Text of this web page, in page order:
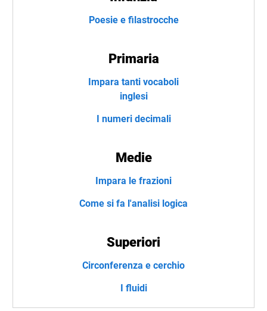
Poesie e filastrocche
Primaria
Impara tanti vocaboli
inglesi
I numeri decimali
Medie
Impara le frazioni
Come si fa l'analisi logica
Superiori
Circonferenza e cerchio
I fluidi